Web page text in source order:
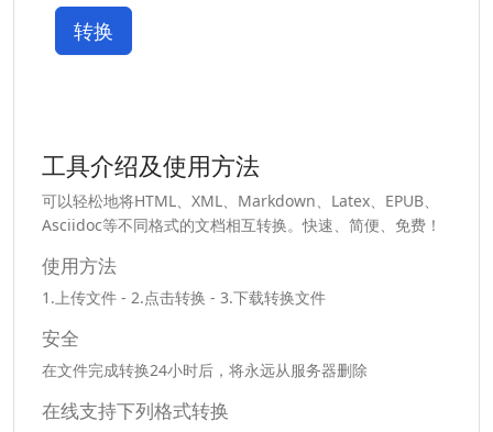
转换
工具介绍及使用方法
可以轻松地将HTML、XML、Markdown、Latex、EPUB、
Asciidoc等不同格式的文档相互转换。快速、简便、免费！
使用方法
1.上传文件 - 2.点击转换 - 3.下载转换文件
安全
在文件完成转换24小时后，将永远从服务器删除
在线支持下列格式转换